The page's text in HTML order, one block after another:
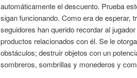
automáticamente el descuento. Prueba
sigan funcionando. Como era de esperar,
seguidores han querido recordar al
productos relacionados con él. Se le
obstáculos; destruir objetos con un
sombreros, sombrillas y monederos y